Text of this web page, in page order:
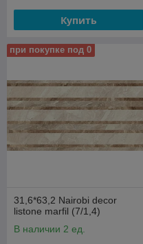
Купить
при покупке под 0
31,6*63,2 Nairobi decor
listone marfil (7/1,4)
В наличии 2 ед.